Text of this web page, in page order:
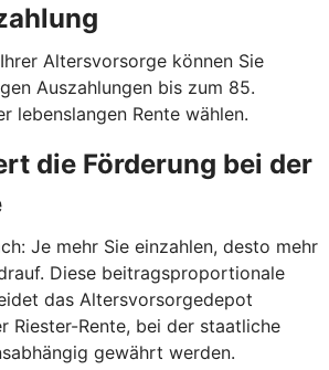
Altersvorsorge können Sie
Auszahlungen bis zum 85.
lebenslangen Rente wählen.
die Förderung bei der
Je mehr Sie einzahlen, desto mehr
Diese beitragsproportionale
das Altersvorsorgedepot
Riester-Rente, bei der staatliche
gewährt werden.